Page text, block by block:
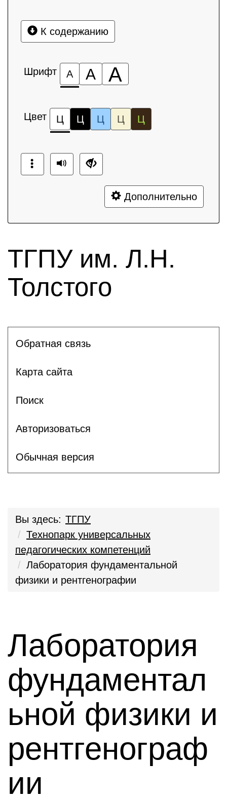
К содержанию
Шрифт А А А
Цвет Ц Ц Ц Ц Ц
Дополнительно
ТГПУ им. Л.Н.
Толстого
Обратная связь
Карта сайта
Поиск
Авторизоваться
Обычная версия
Вы здесь: ТГПУ
Технопарк универсальных
педагогических компетенций
Лаборатория фундаментальной
физики и рентгенографии
Лаборатория
фундаментал
ьной физики и
рентгенограф
ии